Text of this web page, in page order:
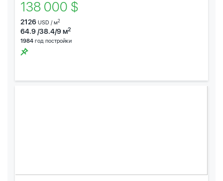
138 000 $
2126 USD / м2
64.9 /38.4/9 м2
1984 год постройки